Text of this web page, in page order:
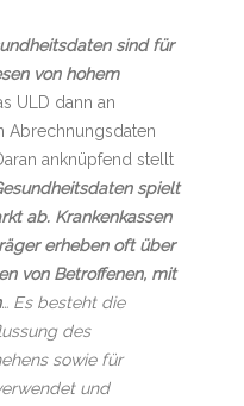
sind für
von hohem
ULD dann an
Abrechnungsdaten
anknüpfend stellt
spielt
ab. Krankenkassen
erheben oft über
von Betroffenen, mit
… Es besteht die
des
sowie für
und